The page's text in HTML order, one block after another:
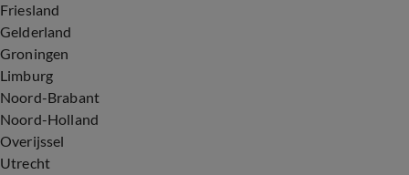
Friesland
Gelderland
Groningen
Limburg
Noord-Brabant
Noord-Holland
Overijssel
Utrecht